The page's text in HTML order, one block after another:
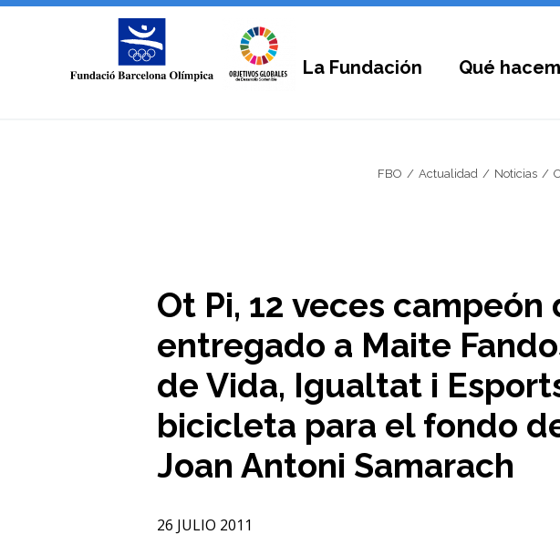
La Fundación Qué
FBO Actualidad Noticias
Ot Pi, 12 veces
entregado a Maite
de Vida, Igualtat i
bicicleta para el fondo
Joan Antoni Samarach
26 JULIO 2011